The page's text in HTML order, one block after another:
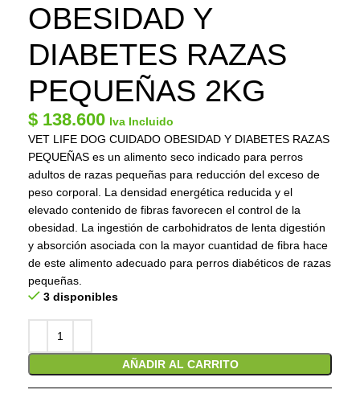
OBESIDAD Y
DIABETES RAZAS
PEQUEÑAS 2KG
$ 138.600 Iva Incluido
VET LIFE DOG CUIDADO OBESIDAD Y DIABETES RAZAS
PEQUEÑAS es un alimento seco indicado para perros
adultos de razas pequeñas para reducción del exceso de
peso corporal. La densidad energética reducida y el
elevado contenido de fibras favorecen el control de la
obesidad. La ingestión de carbohidratos de lenta digestión
y absorción asociada con la mayor cuantidad de fibra hace
de este alimento adecuado para perros diabéticos de razas
pequeñas.
3 disponibles
AÑADIR AL CARRITO